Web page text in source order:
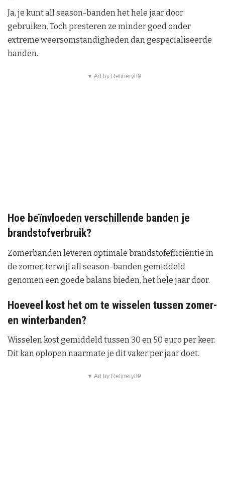
Ja, je kunt all season-banden het hele jaar door
gebruiken. Toch presteren ze minder goed onder
extreme weersomstandigheden dan gespecialiseerde
banden.
▼ Ad by Refinery89
Hoe beïnvloeden verschillende banden je
brandstofverbruik?
Zomerbanden leveren optimale brandstofefficiëntie in
de zomer, terwijl all season-banden gemiddeld
genomen een goede balans bieden, het hele jaar door.
Hoeveel kost het om te wisselen tussen zomer-
en winterbanden?
Wisselen kost gemiddeld tussen 30 en 50 euro per keer.
Dit kan oplopen naarmate je dit vaker per jaar doet.
▼ Ad by Refinery89